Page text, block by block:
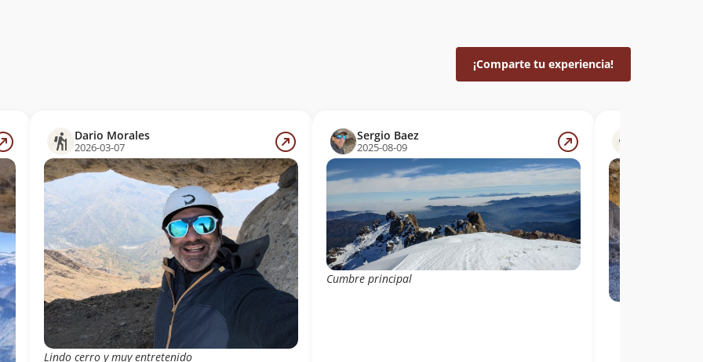
¡Comparte tu experiencia!
Dario Morales
2026-03-07
Lindo cerro y muy entretenido
Sergio Baez
2025-08-09
Cumbre principal